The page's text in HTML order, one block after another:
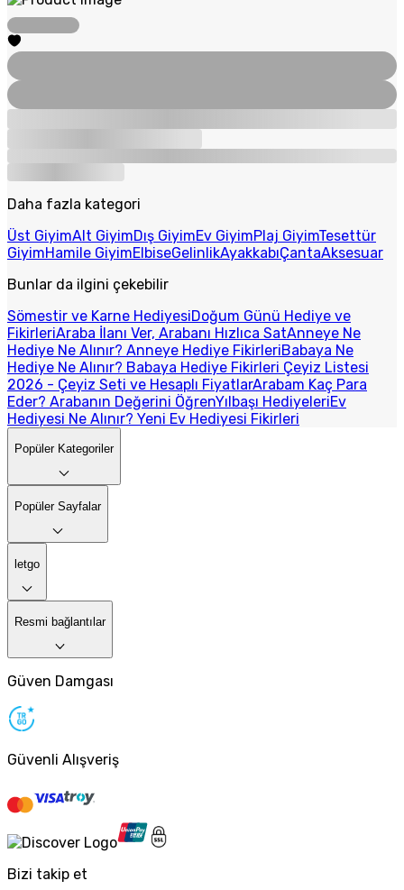
Daha fazla kategori
Üst GiyimAlt GiyimDış GiyimEv GiyimPlaj GiyimTesettür
GiyimHamile GiyimElbiseGelinlikAyakkabıÇantaAksesuar
Bunlar da ilgini çekebilir
Sömestir ve Karne HediyesiDoğum Günü Hediye ve
FikirleriAraba İlanı Ver, Arabanı Hızlıca SatAnneye Ne
Hediye Ne Alınır? Anneye Hediye FikirleriBabaya Ne
Hediye Ne Alınır? Babaya Hediye Fikirleri Çeyiz Listesi
2026 - Çeyiz Seti ve Hesaplı FiyatlarArabam Kaç Para
Eder? Arabanın Değerini ÖğrenYılbaşı HediyeleriEv
Hediyesi Ne Alınır? Yeni Ev Hediyesi Fikirleri
Popüler Kategoriler
Popüler Sayfalar
letgo
Resmi bağlantılar
Güven Damgası
Güvenli Alışveriş
Bizi takip et